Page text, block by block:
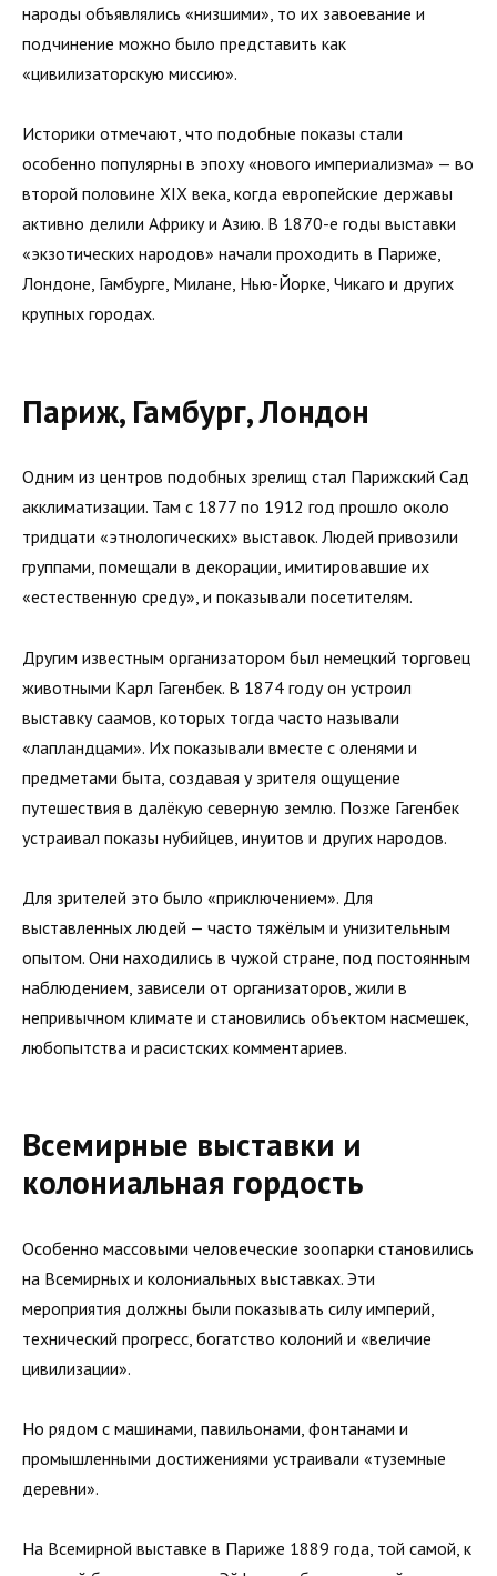
народы объявлялись «низшими», то их завоевание и
подчинение можно было представить как
«цивилизаторскую миссию».
Историки отмечают, что подобные показы стали
особенно популярны в эпоху «нового империализма» — во
второй половине XIX века, когда европейские державы
активно делили Африку и Азию. В 1870-е годы выставки
«экзотических народов» начали проходить в Париже,
Лондоне, Гамбурге, Милане, Нью-Йорке, Чикаго и других
крупных городах.
Париж, Гамбург, Лондон
Одним из центров подобных зрелищ стал Парижский Сад
акклиматизации. Там с 1877 по 1912 год прошло около
тридцати «этнологических» выставок. Людей привозили
группами, помещали в декорации, имитировавшие их
«естественную среду», и показывали посетителям.
Другим известным организатором был немецкий торговец
животными Карл Гагенбек. В 1874 году он устроил
выставку саамов, которых тогда часто называли
«лапландцами». Их показывали вместе с оленями и
предметами быта, создавая у зрителя ощущение
путешествия в далёкую северную землю. Позже Гагенбек
устраивал показы нубийцев, инуитов и других народов.
Для зрителей это было «приключением». Для
выставленных людей — часто тяжёлым и унизительным
опытом. Они находились в чужой стране, под постоянным
наблюдением, зависели от организаторов, жили в
непривычном климате и становились объектом насмешек,
любопытства и расистских комментариев.
Всемирные выставки и
колониальная гордость
Особенно массовыми человеческие зоопарки становились
на Всемирных и колониальных выставках. Эти
мероприятия должны были показывать силу империй,
технический прогресс, богатство колоний и «величие
цивилизации».
Но рядом с машинами, павильонами, фонтанами и
промышленными достижениями устраивали «туземные
деревни».
На Всемирной выставке в Париже 1889 года, той самой, к